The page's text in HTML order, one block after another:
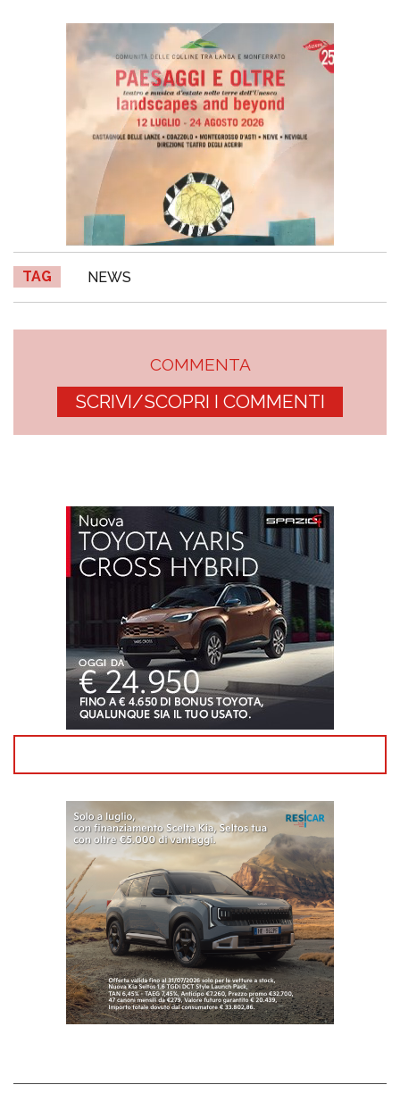
TAG NEWS
COMMENTA
SCRIVI/SCOPRI I COMMENTI